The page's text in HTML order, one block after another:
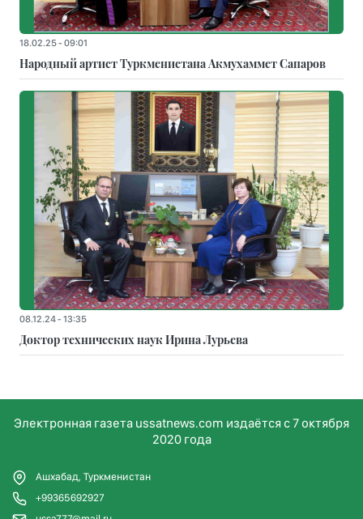
18.02.25 - 09:01
Народный артист Туркменистана Акмухаммет Сапаров
08.12.24 - 13:35
Доктор технических наук Ирина Лурьева
Электронная газета ussatnews.com издаётся с 7 октября
2020 года
Ашхабад, Туркменистан
+99365692927